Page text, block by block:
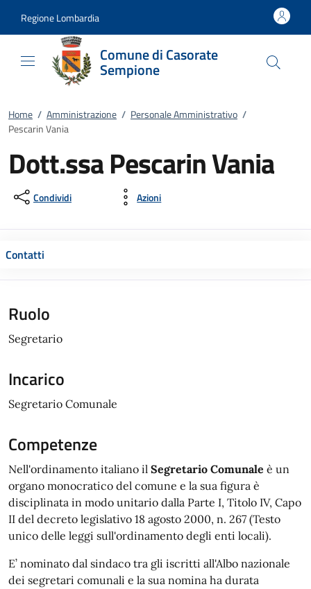
Regione Lombardia
Comune di Casorate
Sempione
Home / Amministrazione / Personale Amministrativo /
Pescarin Vania
Dott.ssa Pescarin Vania
Condividi Azioni
Contatti
Ruolo
Segretario
Incarico
Segretario Comunale
Competenze
Nell'ordinamento italiano il Segretario Comunale è un
organo monocratico del comune e la sua figura è
disciplinata in modo unitario dalla Parte I, Titolo IV, Capo
II del decreto legislativo 18 agosto 2000, n. 267 (Testo
unico delle leggi sull'ordinamento degli enti locali).
E’ nominato dal sindaco tra gli iscritti all'Albo nazionale
dei segretari comunali e la sua nomina ha durata